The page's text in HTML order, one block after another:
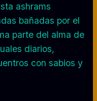
ashrams
bañadas por el
parte del alma de
diarios,
con sabios y